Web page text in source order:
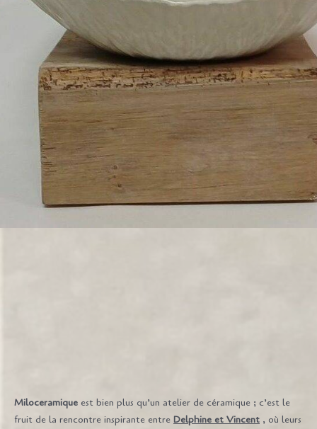
Miloceramique est bien plus qu’un atelier de céramique ; c’est le
fruit de la rencontre inspirante entre Delphine et Vincent , où leurs